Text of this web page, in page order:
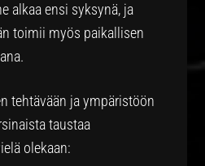
alkaa ensi syksynä, ja
toimii myös paikallisen
tehtävään ja ympäristöön
taustaa
olekaan: